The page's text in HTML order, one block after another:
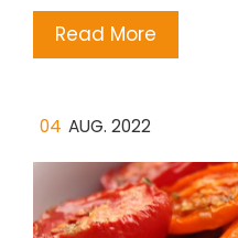
Read More
04 AUG. 2022